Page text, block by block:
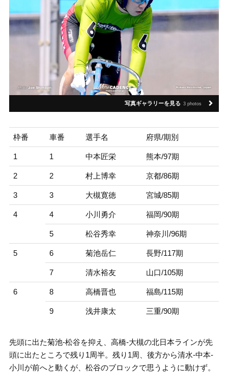
写真ギャラリーを見る 3 photos
枠番 車番 選手名 府県/期別
1 1 中本匠栄 熊本/97期
2 2 村上博幸 京都/86期
3 3 大槻寛徳 宮城/85期
4 4 小川勇介 福岡/90期
5 松谷秀幸 神奈川/96期
5 6 菊池岳仁 長野/117期
7 清水裕友 山口/105期
6 8 高橋晋也 福島/115期
9 浅井康太 三重/90期
先頭に出た菊池-松谷を抑え、高橋-大槻の北日本ラインが先
頭に出たところで残り1周半。残り1周、後方から清水-中本-
小川が前へと動くが、松谷のブロックで思うように動けず。